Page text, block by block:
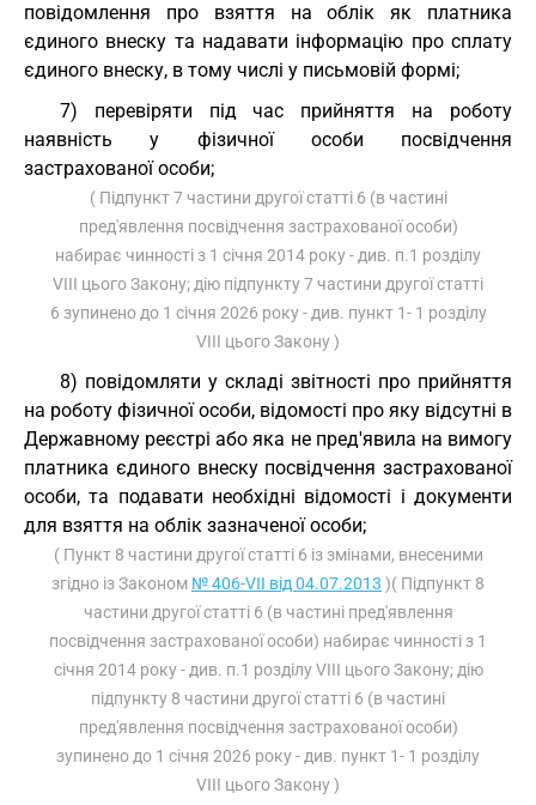
повідомлення про взяття на облік як платника
єдиного внеску та надавати інформацію про сплату
єдиного внеску, в тому числі у письмовій формі;
7) перевіряти під час прийняття на роботу
наявність у фізичної особи посвідчення
застрахованої особи;
( Підпункт 7 частини другої статті 6 (в частині
пред'явлення посвідчення застрахованої особи)
набирає чинності з 1 січня 2014 року - див. п.1 розділу
VIII цього Закону; дію підпункту 7 частини другої статті
6 зупинено до 1 січня 2026 року - див. пункт 1- 1 розділу
VIII цього Закону )
8) повідомляти у складі звітності про прийняття
на роботу фізичної особи, відомості про яку відсутні в
Державному реєстрі або яка не пред'явила на вимогу
платника єдиного внеску посвідчення застрахованої
особи, та подавати необхідні відомості і документи
для взяття на облік зазначеної особи;
( Пункт 8 частини другої статті 6 із змінами, внесеними
згідно із Законом № 406-VII від 04.07.2013 )( Підпункт 8
частини другої статті 6 (в частині пред'явлення
посвідчення застрахованої особи) набирає чинності з 1
січня 2014 року - див. п.1 розділу VIII цього Закону; дію
підпункту 8 частини другої статті 6 (в частині
пред'явлення посвідчення застрахованої особи)
зупинено до 1 січня 2026 року - див. пункт 1- 1 розділу
VIII цього Закону )